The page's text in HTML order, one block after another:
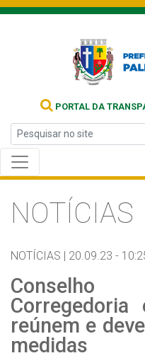
PORTAL DA
NOTÍCIAS
NOTÍCIAS | 20.09.23 -
reúnem e
medidas